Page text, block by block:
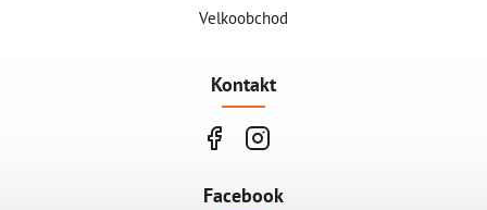
Velkoobchod
Kontakt
Facebook